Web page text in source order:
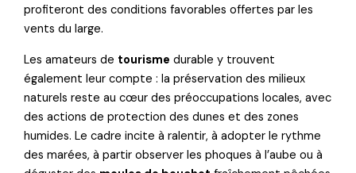
profiteront des conditions favorables offertes par les
vents du large.
Les amateurs de tourisme durable y trouvent
également leur compte : la préservation des milieux
naturels reste au cœur des préoccupations locales, avec
des actions de protection des dunes et des zones
humides. Le cadre incite à ralentir, à adopter le rythme
des marées, à partir observer les phoques à l’aube ou à